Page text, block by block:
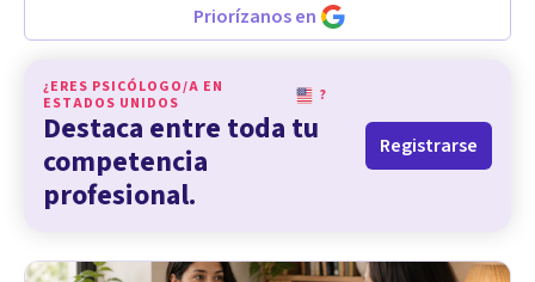
Priorízanos en
¿ERES PSICÓLOGO/A EN
ESTADOS UNIDOS
?
Destaca entre toda tu
competencia
profesional.
Registrarse